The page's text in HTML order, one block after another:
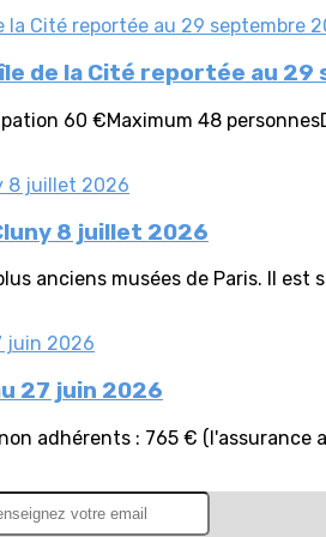
de la Cité reportée au
60 €Maximum 48
8 juillet 2026
anciens musées de Paris. Il est
27 juin 2026
adhérents : 765 €